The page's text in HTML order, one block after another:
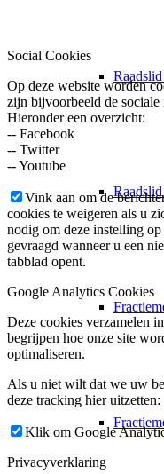
Social Cookies
Op deze website worden
zijn bijvoorbeeld de sociale
Hieronder een overzicht:
-- Facebook
-- Twitter
-- Youtube
Vink aan om de
cookies te weigeren als u
nodig om deze instelling
gevraagd wanneer u een
tabblad opent.
Google Analytics Cookies
Deze cookies verzamelen
begrijpen hoe onze site
optimaliseren.
Als u niet wilt dat we uw
deze tracking hier uitzetten:
Klik om Google
Privacyverklaring